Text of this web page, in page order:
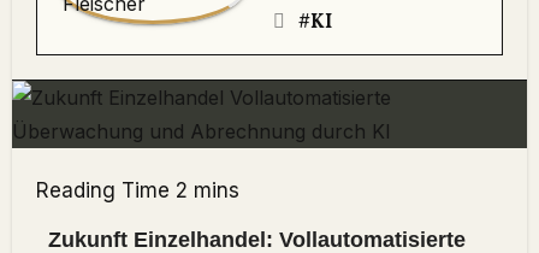
#KI
Zukunft Einzelhandel: Vollautomatisierte